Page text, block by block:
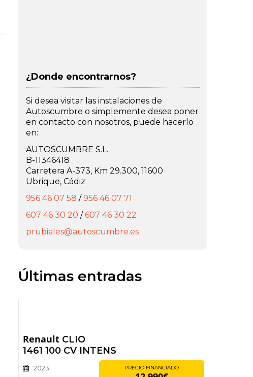
¿Donde encontrarnos?
Si desea visitar las instalaciones de
Autoscumbre o simplemente desea poner
en contacto con nosotros, puede hacerlo
en:
AUTOSCUMBRE S.L.
B-11346418
Carretera A-373, Km 29.300, 11600
Ubrique, Cádiz
956 46 07 58 /956 46 07 71
607 46 30 20 /607 46 30 22
prubiales@autoscumbre.es
Últimas entradas
Renault CLIO
1461 100 CV INTENS
2023
PRECIO FINANCIADO